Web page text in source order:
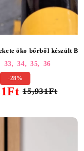
öko bőrből készült
33, 34, 35, 36
-28%
15,931Ft